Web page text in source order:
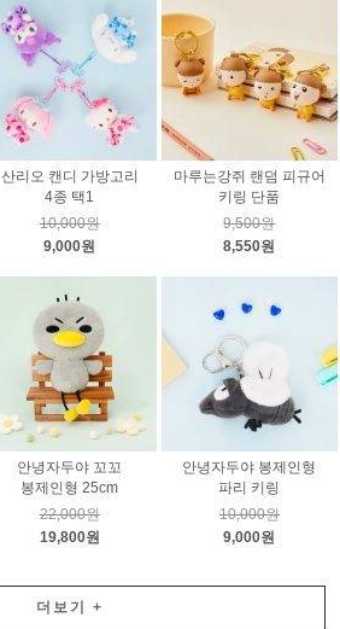
산리오 캔디 가방고리
4종 택1
10,000원
9,000원
마루는강쥐 랜덤 피규어
키링 단품
9,500원
8,550원
안녕자두야 꼬꼬
봉제인형 25cm
22,000원
19,800원
안녕자두야 봉제인형
파리 키링
10,000원
9,000원
더보기 +